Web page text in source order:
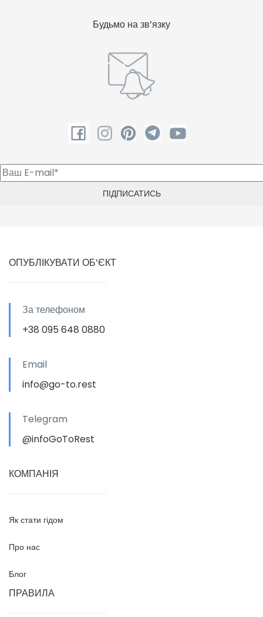
Будьмо на зв’язку
ОПУБЛІКУВАТИ ОБ’ЄКТ
За телефоном
+38 095 648 0880
Email
info@go-to.rest
Telegram
@infoGoToRest
КОМПАНІЯ
Як стати гідом
Про нас
Блог
ПРАВИЛА